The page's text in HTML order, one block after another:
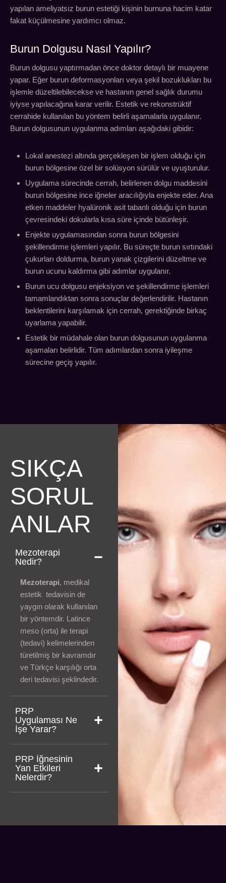
yapılan ameliyatsız burun estetiği kişinin burnuna hacim katar
fakat küçülmesine yardımcı olmaz.
Burun Dolgusu Nasıl Yapılır?
Burun dolgusu yaptırmadan önce doktor detaylı bir muayene
yapar. Eğer burun deformasyonları veya şekil bozuklukları bu
işlemle düzeltilebilecekse ve hastanın genel sağlık durumu
iyiyse yapılacağına karar verilir. Estetik ve rekonstrüktif
cerrahide kullanılan bu yöntem belirli aşamalarla uygulanır.
Burun dolgusunun uygulanma adımları aşağıdaki gibidir:
Lokal anestezi altında gerçekleşen bir işlem olduğu için
burun bölgesine özel bir solüsyon sürülür ve uyuşturulur.
Uygulama sürecinde cerrah, belirlenen dolgu maddesini
burun bölgesine ince iğneler aracılığıyla enjekte eder. Ana
etken maddeler hyalüronik asit tabanlı olduğu için burun
çevresindeki dokularla kısa süre içinde bütünleşir.
Enjekte uygulamasından sonra burun bölgesini
şekillendirme işlemleri yapılır. Bu süreçte burun sırtındaki
çukurları doldurma, burun yanak çizgilerini düzeltme ve
burun ucunu kaldırma gibi adımlar uygulanır.
Burun ucu dolgusu enjeksiyon ve şekillendirme işlemleri
tamamlandıktan sonra sonuçlar değerlendirilir. Hastanın
beklentilerini karşılamak için cerrah, gerektiğinde birkaç
uyarlama yapabilir.
Estetik bir müdahale olan burun dolgusunun uygulanma
aşamaları belirlidir. Tüm adımlardan sonra iyileşme
sürecine geçiş yapılır.
SIKÇA
SORUL
ANLAR
Mezoterapi
Nedir?
Mezoterapi, medikal
estetik tedavisin de
yaygın olarak kullanılan
bir yöntemdir. Latince
meso (orta) ile terapi
(tedavi) kelimelerinden
türetilmiş bir kavramdır
ve Türkçe karşılığı orta
deri tedavisi şeklindedir.
PRP
Uygulaması Ne
İşe Yarar?
PRP İğnesinin
Yan Etkileri
Nelerdir?